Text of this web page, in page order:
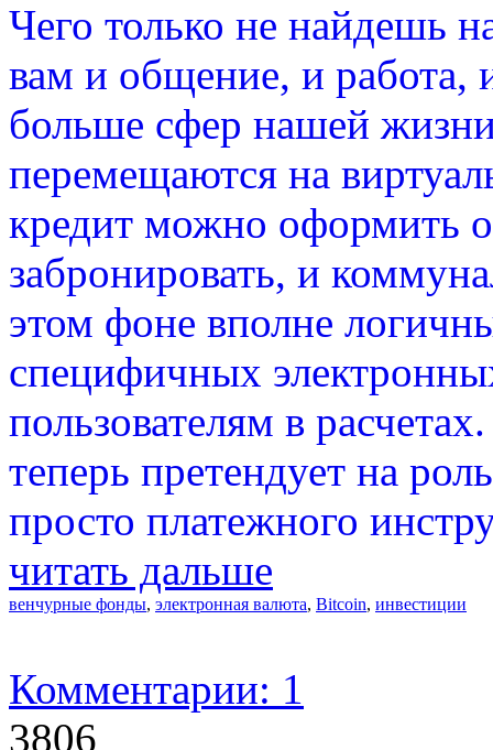
Чего только не найдешь
вам и общение, и
больше сфер нашей
перемещаются на
кредит можно оформить
забронировать, и
этом фоне вполне
специфичных
пользователям в
теперь претендует на
просто платежного
читать дальше
венчурные фонды, электронная валюта, Bitcoin, инвестиции
Комментарии: 1
3806